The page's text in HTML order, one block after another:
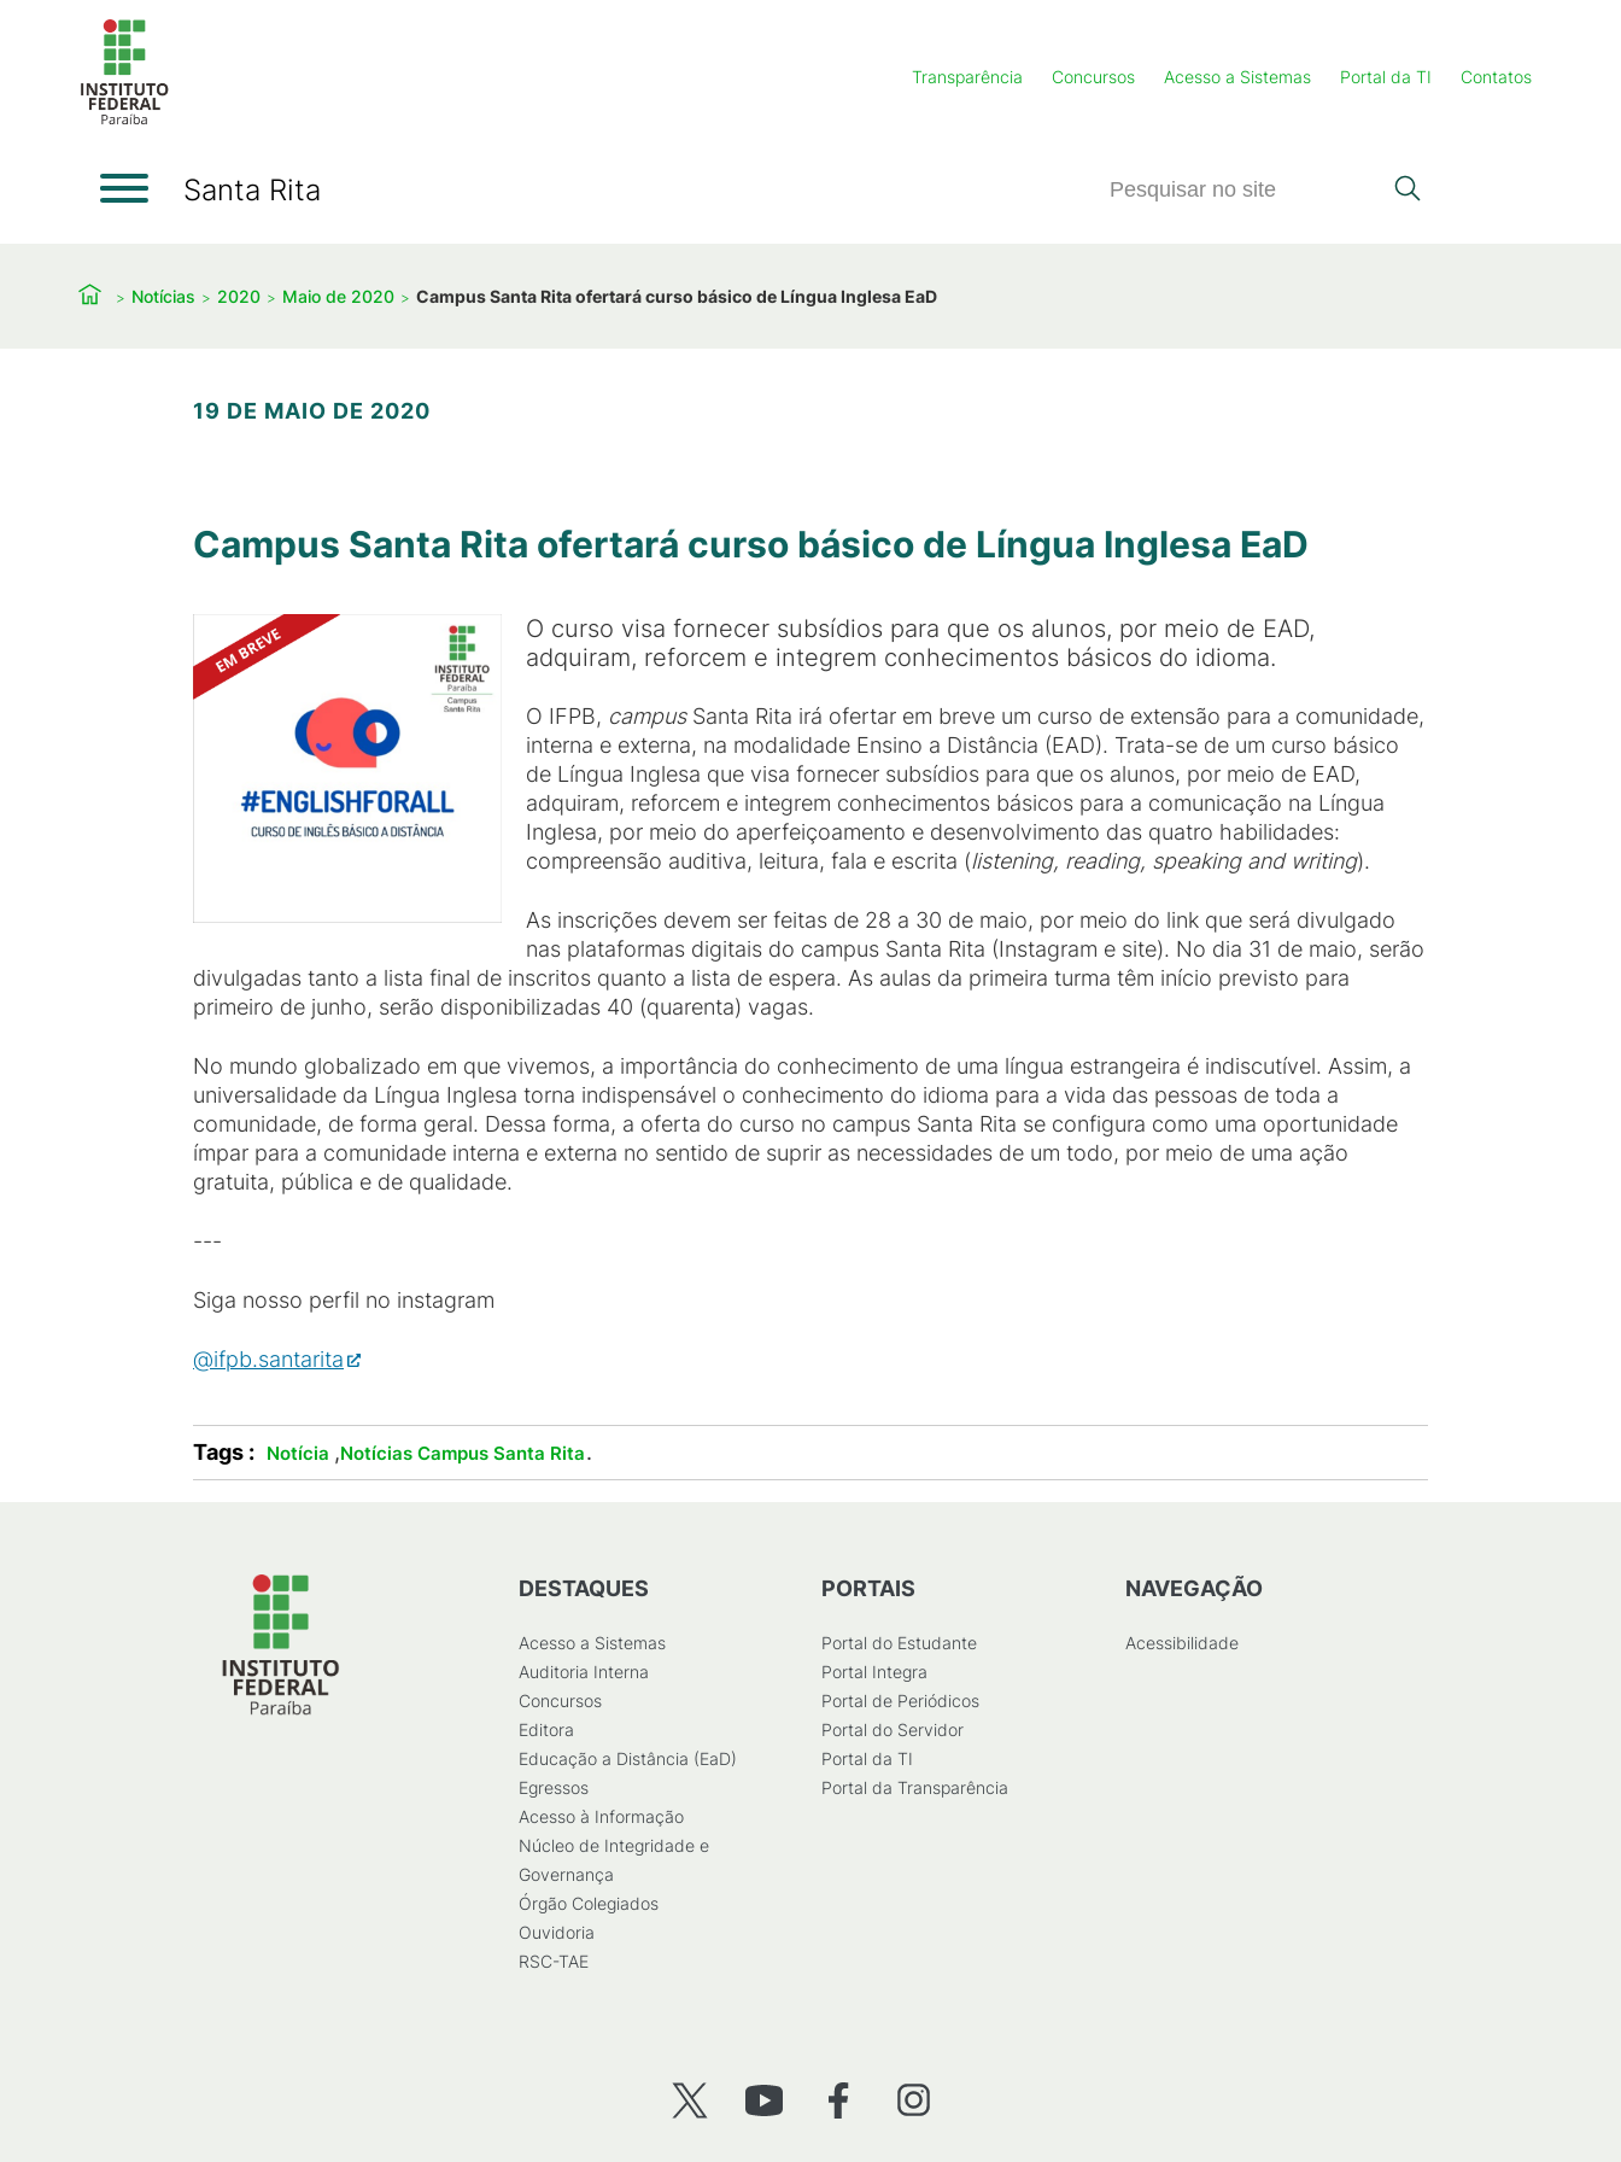
Transparência Concursos Acesso a Sistemas Portal da TI Contatos
Santa Rita
Notícias 2020 Maio de 2020 Campus Santa Rita ofertará curso básico de Língua Inglesa EaD
19 DE MAIO DE 2020
Campus Santa Rita ofertará curso básico de Língua Inglesa EaD
O curso visa fornecer subsídios para que os alunos, por meio de EAD,
adquiram, reforcem e integrem conhecimentos básicos do idioma.
O IFPB, campusSanta Rita irá ofertar em breve um curso de extensão para a comunidade,
interna e externa, na modalidade Ensino a Distância (EAD). Trata-se de um curso básico
de Língua Inglesa que visa fornecer subsídios para que os alunos, por meio de EAD,
adquiram, reforcem e integrem conhecimentos básicos para a comunicação na Língua
Inglesa, por meio do aperfeiçoamento e desenvolvimento das quatro habilidades:
compreensão auditiva, leitura, fala e escrita (listening, reading, speaking and writing).
As inscrições devem ser feitas de 28 a 30 de maio, por meio do link que será divulgado
nas plataformas digitais do campus Santa Rita (Instagram e site). No dia 31 de maio, serão
divulgadas tanto a lista final de inscritos quanto a lista de espera. As aulas da primeira turma têm início previsto para
primeiro de junho, serão disponibilizadas 40 (quarenta) vagas.
No mundo globalizado em que vivemos, a importância do conhecimento de uma língua estrangeira é indiscutível. Assim, a
universalidade da Língua Inglesa torna indispensável o conhecimento do idioma para a vida das pessoas de toda a
comunidade, de forma geral. Dessa forma, a oferta do curso no campus Santa Rita se configura como uma oportunidade
ímpar para a comunidade interna e externa no sentido de suprir as necessidades de um todo, por meio de uma ação
gratuita, pública e de qualidade.
---
Siga nosso perfil no instagram
@ifpb.santarita
Tags : Notícia ,Notícias Campus Santa Rita.
DESTAQUES
Acesso a Sistemas
Auditoria Interna
Concursos
Editora
Educação a Distância (EaD)
Egressos
Acesso à Informação
Núcleo de Integridade e
Governança
Órgão Colegiados
Ouvidoria
RSC-TAE
PORTAIS
Portal do Estudante
Portal Integra
Portal de Periódicos
Portal do Servidor
Portal da TI
Portal da Transparência
NAVEGAÇÃO
Acessibilidade